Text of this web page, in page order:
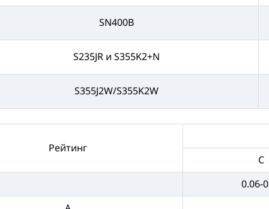
SN400B
S235JR и S355K2+N
S355J2W/S355K2W
Рейтинг
C
0.06-